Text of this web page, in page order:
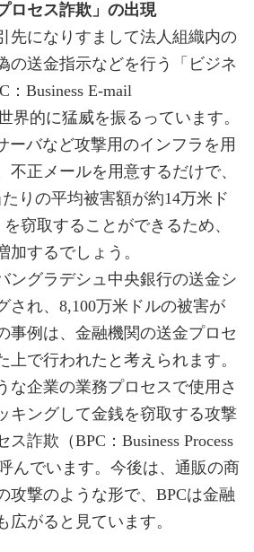
ロセス詐欺」の出現
先になりすまして法人組織内の
の送金指示などを行う「ビジネ
：Business E-mail
界的に猛威を振るっています。
ーバなど攻撃用のインフラを用
不正メールを用意するだけで、
りの平均被害額が約14万米ド
窃取することができるため、
加するでしょう。
ングラデシュ中央銀行の送金シ
され、8,100万米ドルの被害が
事例は、金融機関の送金プロセ
上で行われたと考えられます。
な企業の業務プロセスで使用さ
キングして金銭を窃取する攻撃
詐欺（BPC：Business Process
んでいます。今後は、通販の商
攻撃のような形で、BPCは金融
広がると見ています。